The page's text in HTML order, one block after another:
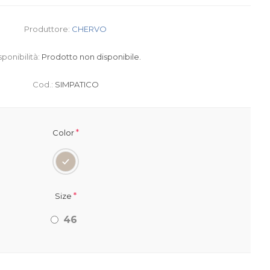
Produttore: CHERVO
Prodotto non disponibile.
Cod.: SIMPATICO
Color*
Size *
46